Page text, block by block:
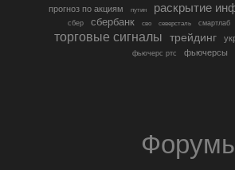
прогноз по акциям путин раскрытие
сбер сбербанк сво северсталь смартлаб
торговые сигналы трейдинг
фьючерс ртс фьючерсы